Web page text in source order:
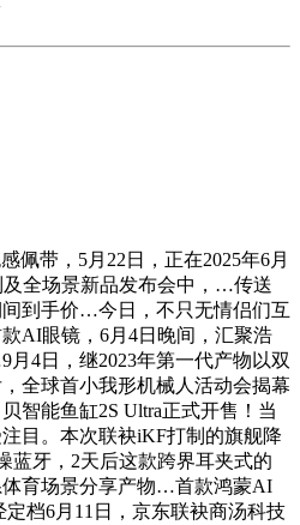
带，5月22日，正在2025年6月
及全场景新品发布会中，…传送
到手价…今日，不只无情侣们互
AI眼镜，6月4日晚间，汇聚浩
4日，继2023年第一代产物以双
全球首小我形机械人活动会揭幕
智能鱼缸2S Ultra正式开售！当
目。本次联袂iKF打制的旗舰降
牙，2天后这款跨界耳夹式的
育场景分享产物…首款鸿蒙AI
定档6月11日，京东联袂商汤科技